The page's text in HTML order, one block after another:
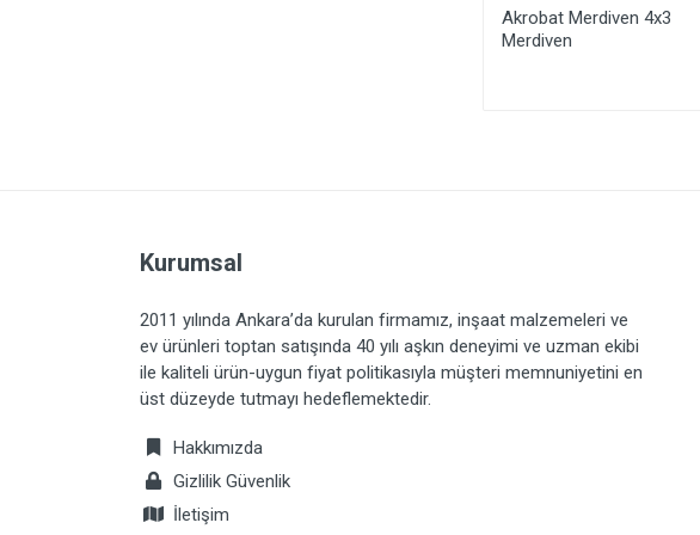
Akrobat Merdiven 4x3
Merdiven
Kurumsal
2011 yılında Ankara’da kurulan firmamız, inşaat malzemeleri ve
ev ürünleri toptan satışında 40 yılı aşkın deneyimi ve uzman ekibi
ile kaliteli ürün-uygun fiyat politikasıyla müşteri memnuniyetini en
üst düzeyde tutmayı hedeflemektedir.
Hakkımızda
Gizlilik Güvenlik
İletişim